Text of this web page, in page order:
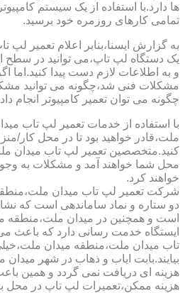
ها دارد.با استفاده از یک سیستم
تمامی کارهای روزمره خود برسید.
به گزارش ایسنا،بنابر اعلام تعمیر لپ
یک دستگاه لپ تاپ،می توانید در سطح
و به اطلاعات لازم دست پیدا کنید.اما
مشکلات فنی شد،چگونه می توانید
چگونه می توان تعمیر کامپیوتر انجام
با استفاده از خدمات تعمیر لپ تاب
ملت،قادر خواهید بود تا در محل کار/
کنید.متخصصین تعمیر لپ تاب میدان
محل شما خواهند آمد و مشکلات به
خواهند کرد.
شرکت تعمیر لپ تاب میدان ملت،منطقه
دو ستاره و نماد ساماندهی است که
ایستگاه خدمت رسانی دارد که باعث
تاب میدان ملت،منطقه میدان
بیایند.بابت ایاب و ذهاب در شهر
هزینه ای دریافت نمی گردد و همین
هزینه ممکن،تعمیرات لپ تاپ در محل